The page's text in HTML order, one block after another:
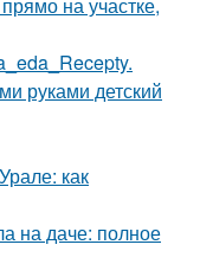
руками детский
как
на даче: полное